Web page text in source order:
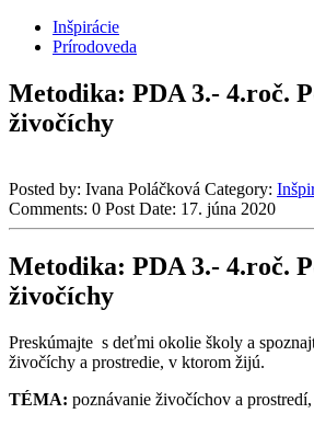
Inšpirácie
Prírodoveda
Metodika: PDA 3.- 4.roč.
živočíchy
Posted by: Ivana Poláčková Category:
Comments: 0 Post Date: 17. júna 2020
Metodika: PDA 3.- 4.roč.
živočíchy
Preskúmajte s deťmi okolie školy a
živočíchy a prostredie, v ktorom žijú.
TÉMA: poznávanie živočíchov a